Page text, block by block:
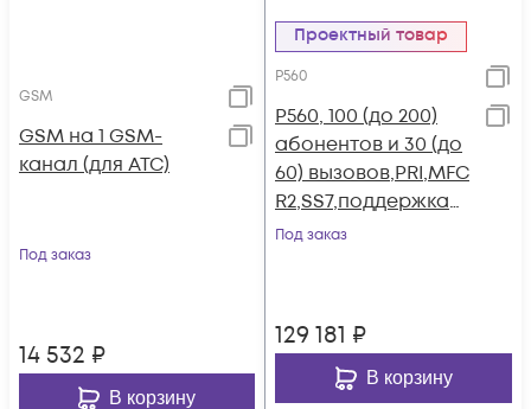
GSM
GSM на 1 GSM-
канал (для АТС)
Под заказ
14 532 ₽
В корзину
Проектный товар
P560
P560, 100 (до 200)
абонентов и 30 (до
60) вызовов,PRI,MFC
R2,SS7,поддержка
FXO,FXS,GSM,BRI
Под заказ
129 181 ₽
В корзину